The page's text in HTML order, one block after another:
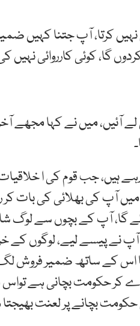
کرتا، آپ جتنا کہیں
گا، کوئی کارروائی
لے آئیں، میں نے کہا مجھے
ہیں، جب قوم کی ا
آپ کی بھلائی کی بات کر
آپ کے بچوں سے لوگ
نے پیسے لیے، لوگوں کے
اس کے ساتھ ضمیر فروش لگ
کر حکومت بچانی ہے
بچانے پر لعنت